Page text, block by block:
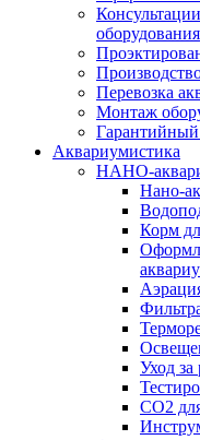
оборудования
Перевозка
Монтаж
Аквариумистика
НАНО-
Нано-
Корм
Уход за
СО2